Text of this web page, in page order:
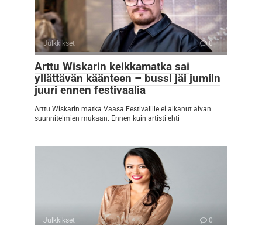
Julkkikset 0
Arttu Wiskarin keikkamatka sai
yllättävän käänteen – bussi jäi jumiin
juuri ennen festivaalia
Arttu Wiskarin matka Vaasa Festivalille ei alkanut aivan
suunnitelmien mukaan. Ennen kuin artisti ehti
Julkkikset 0